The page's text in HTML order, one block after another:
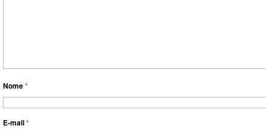
Nome*
E-mail*